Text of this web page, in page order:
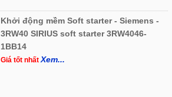
Khởi động mềm Soft starter - Siemens -
3RW40 SIRIUS soft starter 3RW4046-
1BB14
Giá tốt nhấtXem...